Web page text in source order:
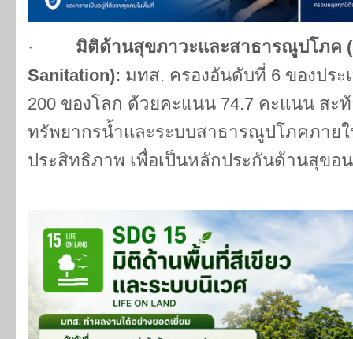
· มิติด้านสุขภาวะและสาธารณูปโภค (
Sanitation): มทส. ครองอันดับที่ 6 ของปร
200 ของโลก ด้วยคะแนน 74.7 คะแนน สะ
ทรัพยากรน้ำและระบบสาธารณูปโภคภาย
ประสิทธิภาพ เพื่อเป็นหลักประกันด้านสุข